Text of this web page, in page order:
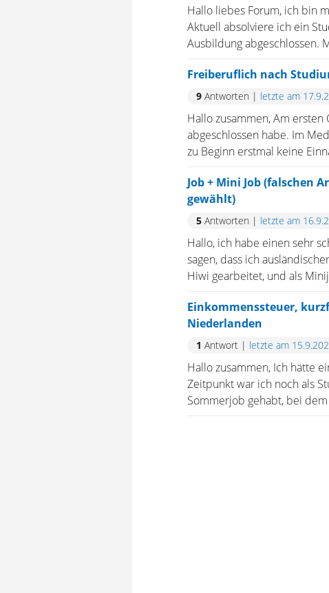
Hallo liebes Forum, ich bin
Aktuell absolviere ich ein
Ausbildung abgeschlossen.
Freiberuflich nach
9 Antworten | letzte am
Hallo zusammen, Am
abgeschlossen habe. Im
zu Beginn erstmal keine
Job + Mini Job (falschen
gewählt)
5 Antworten | letzte am
Hallo, ich habe einen sehr
sagen, dass ich
Hiwi gearbeitet, und als
Einkommenssteuer,
Niederlanden
1 Antwort | letzte am
Hallo zusammen, Ich hätte
Zeitpunkt war ich noch als
Sommerjob gehabt, bei